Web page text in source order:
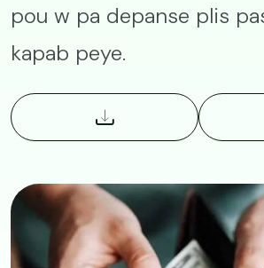
pou w pa depanse plis
kapab peye.
Image